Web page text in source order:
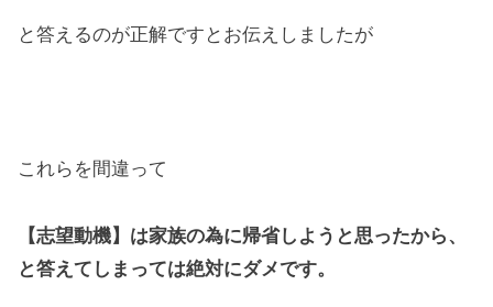
と答えるのが正解ですとお伝えしましたが
これらを間違って
【志望動機】は家族の為に帰省しようと思ったから、
と答えてしまっては絶対にダメです。